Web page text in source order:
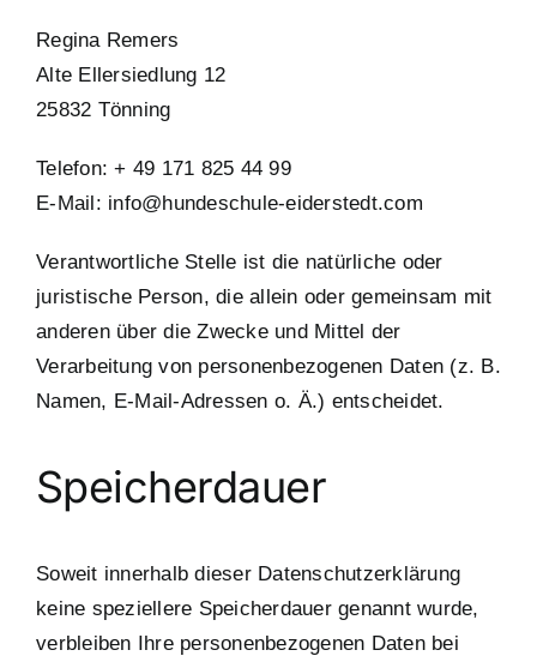
Regina Remers
Alte Ellersiedlung 12
25832 Tönning
Telefon: + 49 171 825 44 99
E-Mail: info@hundeschule-eiderstedt.com
Verantwortliche Stelle ist die natürliche oder
juristische Person, die allein oder gemeinsam mit
anderen über die Zwecke und Mittel der
Verarbeitung von personenbezogenen Daten (z. B.
Namen, E-Mail-Adressen o. Ä.) entscheidet.
Speicherdauer
Soweit innerhalb dieser Datenschutzerklärung
keine speziellere Speicherdauer genannt wurde,
verbleiben Ihre personenbezogenen Daten bei